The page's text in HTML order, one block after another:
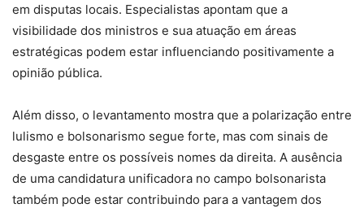
em disputas locais. Especialistas apontam que a
visibilidade dos ministros e sua atuação em áreas
estratégicas podem estar influenciando positivamente a
opinião pública.
Além disso, o levantamento mostra que a polarização entre
lulismo e bolsonarismo segue forte, mas com sinais de
desgaste entre os possíveis nomes da direita. A ausência
de uma candidatura unificadora no campo bolsonarista
também pode estar contribuindo para a vantagem dos